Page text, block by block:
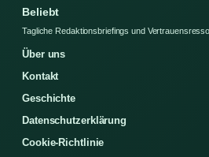
Beliebt
Tagliche Redaktionsbriefings und
Über uns
Kontakt
Geschichte
Datenschutzerklärung
Cookie-Richtlinie